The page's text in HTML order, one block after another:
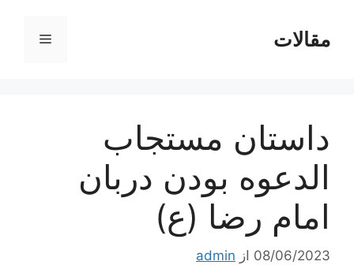
محتوامقالات فهرست
داستان مستجاب
الدعوه بودن دربان
امام رضا (ع)
08/06/2023 از admin